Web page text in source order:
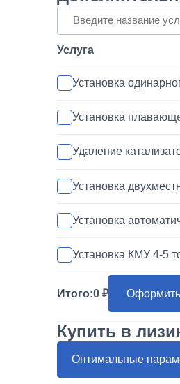
Услуга
Установка
Установка
Удаление
Установка
Установка
Установка КМУ 4-5
Покраска кабины
Переделка
Итого:0 Оформить
Купить в
Оптимальные